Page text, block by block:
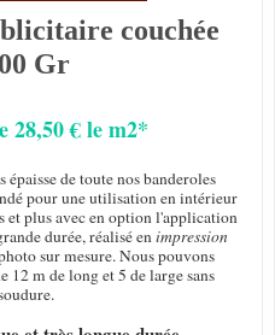
couchée
Gr
28,50 € le m2*
épaisse de toute nos banderoles
pour une utilisation en intérieur
et plus avec en option l'application
durée, réalisé enimpression
sur mesure. Nous pouvons
m de long et 5 de large sans